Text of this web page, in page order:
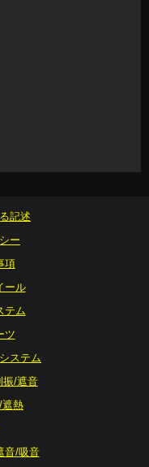
記述
ー
項
ール
テム
ツ
ステム
/遮音
熱
音/吸音